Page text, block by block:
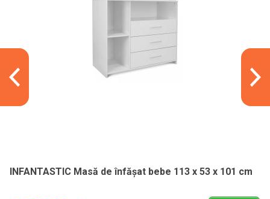
INFANTASTIC Masă de înfășat bebe 113 x 53 x 101 cm